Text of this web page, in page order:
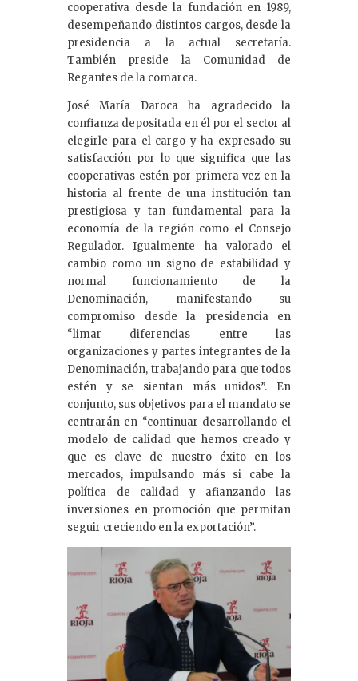
cooperativa desde la fundación en 1989,
desempeñando distintos cargos, desde la
presidencia a la actual secretaría.
También preside la Comunidad de
Regantes de la comarca.
José María Daroca ha agradecido la
confianza depositada en él por el sector al
elegirle para el cargo y ha expresado su
satisfacción por lo que significa que las
cooperativas estén por primera vez en la
historia al frente de una institución tan
prestigiosa y tan fundamental para la
economía de la región como el Consejo
Regulador. Igualmente ha valorado el
cambio como un signo de estabilidad y
normal funcionamiento de la
Denominación, manifestando su
compromiso desde la presidencia en
“limar diferencias entre las
organizaciones y partes integrantes de la
Denominación, trabajando para que todos
estén y se sientan más unidos”. En
conjunto, sus objetivos para el mandato se
centrarán en “continuar desarrollando el
modelo de calidad que hemos creado y
que es clave de nuestro éxito en los
mercados, impulsando más si cabe la
política de calidad y afianzando las
inversiones en promoción que permitan
seguir creciendo en la exportación”.